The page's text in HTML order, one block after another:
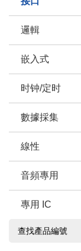
邏輯
嵌入式
时钟/定时
數據採集
線性
音頻專用
專用 IC